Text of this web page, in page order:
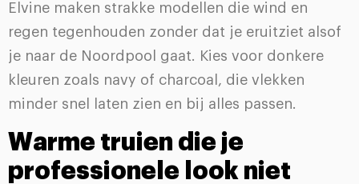
Elvine maken strakke modellen die wind en
regen tegenhouden zonder dat je eruitziet alsof
je naar de Noordpool gaat. Kies voor donkere
kleuren zoals navy of charcoal, die vlekken
minder snel laten zien en bij alles passen.
Warme truien die je
professionele look niet